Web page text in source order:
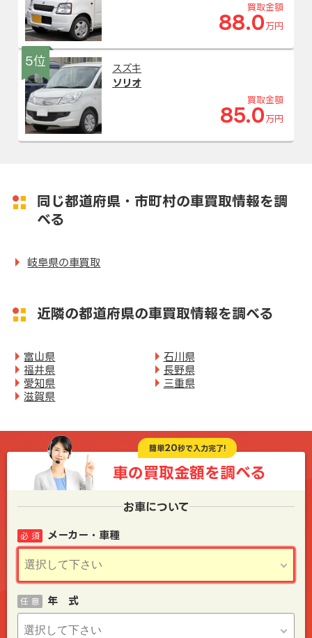
買取金額
88.0 万円
5位
スズキ
ソリオ
買取金額
85.0 万円
同じ都道府県・市町村の車買取情報を調
べる
岐阜県の車買取
近隣の都道府県の車買取情報を調べる
富山県
石川県
福井県
長野県
愛知県
三重県
滋賀県
簡単20秒で入力完了!
車の買取金額を調べる
お車について
メーカー・車種
必 須
年 式
任 意